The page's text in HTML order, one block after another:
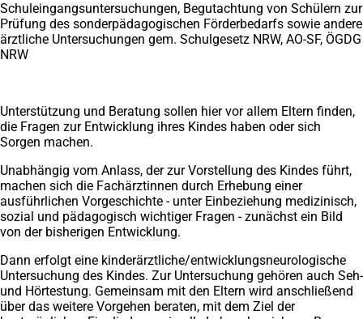
Schuleingangsuntersuchungen, Begutachtung von Schülern zur
Prüfung des sonderpädagogischen Förderbedarfs sowie andere
ärztliche Untersuchungen gem. Schulgesetz NRW, AO-SF, ÖGDG
NRW
Unterstützung und Beratung sollen hier vor allem Eltern finden,
die Fragen zur Entwicklung ihres Kindes haben oder sich
Sorgen machen.
Unabhängig vom Anlass, der zur Vorstellung des Kindes führt,
machen sich die Fachärztinnen durch Erhebung einer
ausführlichen Vorgeschichte - unter Einbeziehung medizinisch,
sozial und pädagogisch wichtiger Fragen - zunächst ein Bild
von der bisherigen Entwicklung.
Dann erfolgt eine kinderärztliche/entwicklungsneurologische
Untersuchung des Kindes. Zur Untersuchung gehören auch Seh-
und Hörtestung. Gemeinsam mit den Eltern wird anschließend
über das weitere Vorgehen beraten, mit dem Ziel der